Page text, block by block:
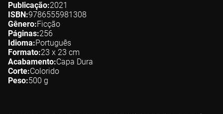
Publicação 2021
ISBN 9786555981308
Gênero Ficção
Páginas 256
Idioma Português
Formato 23 x 23 cm
Acabamento Capa Dura
Corte Colorido
Peso 500 g